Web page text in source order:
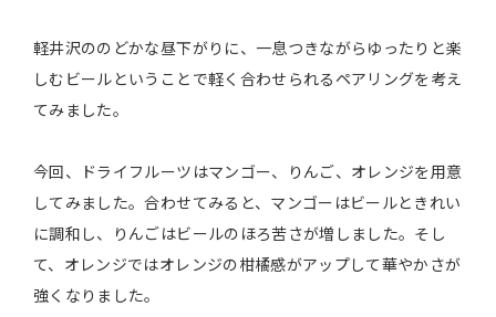
軽井沢ののどかな昼下がりに、一息つきながらゆったりと楽
しむビールということで軽く合わせられるペアリングを考え
てみました。
今回、ドライフルーツはマンゴー、りんご、オレンジを用意
してみました。合わせてみると、マンゴーはビールときれい
に調和し、りんごはビールのほろ苦さが増しました。そし
て、オレンジではオレンジの柑橘感がアップして華やかさが
強くなりました。